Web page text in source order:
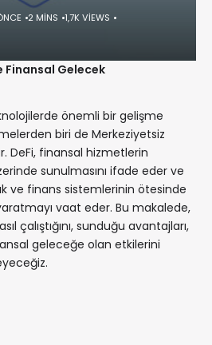
2 MINS 1,7K VIEWS
Finansal Gelecek
önemli bir gelişme
biri de Merkeziyetsiz
DeFi, finansal hizmetlerin
sunulmasını ifade eder ve
ve finans sistemlerinin ötesinde
vaat eder. Bu makalede,
çalıştığını, sunduğu avantajları,
geleceğe olan etkilerini